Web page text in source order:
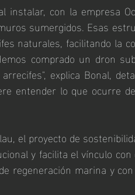
instalar, con la empresa
sumergidos. Esas
naturales, facilitando la
comprado un dron
explica Bonal,
entender lo que ocurre
el proyecto de
y facilita el vínculo
regeneración marina y